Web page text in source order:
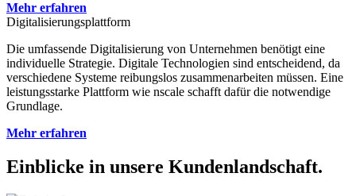
Mehr erfahren
Digitalisierungsplattform
Die umfassende Digitalisierung von Unternehmen benötigt eine
individuelle Strategie. Digitale Technologien sind entscheidend, da
verschiedene Systeme reibungslos zusammenarbeiten müssen. Eine
leistungsstarke Plattform wie nscale schafft dafür die notwendige
Grundlage.
Mehr erfahren
Einblicke in unsere Kundenlandschaft.